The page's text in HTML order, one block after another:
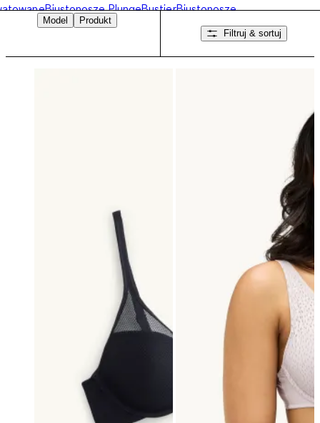
Biustonosze PlungeBustierBiustonosze
MinimizerBiustonosze duże miseczkiWielopaki
Model
Produkt
Filtruj & sortuj